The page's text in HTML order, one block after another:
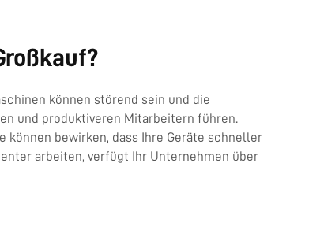
können störend sein und die
und produktiveren Mitarbeitern führen.
können bewirken, dass Ihre Geräte schneller
arbeiten, verfügt Ihr Unternehmen über